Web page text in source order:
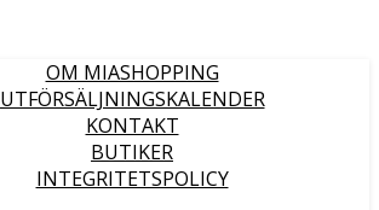
OM MIASHOPPING
UTFÖRSÄLJNINGSKALENDER
KONTAKT
BUTIKER
INTEGRITETSPOLICY